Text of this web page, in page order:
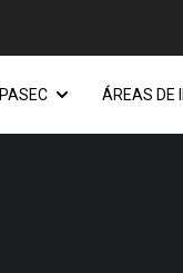
PASEC ÁREAS DE